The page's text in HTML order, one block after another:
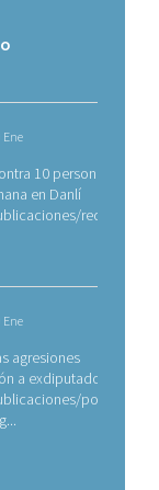
Ene
10 personas
en Danlí
Ene
agresiones
a exdiputado
por-